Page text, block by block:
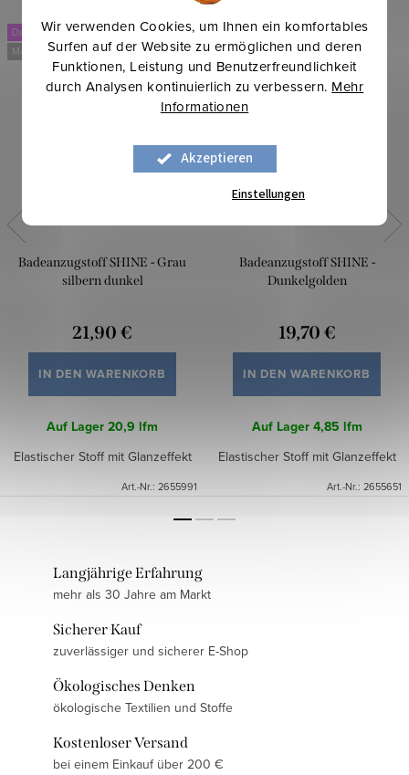
Wir verwenden Cookies, um Ihnen ein komfortables
Surfen auf der Website zu ermöglichen und deren
Funktionen, Leistung und Benutzerfreundlichkeit
durch Analysen kontinuierlich zu verbessern. Mehr
Informationen
Akzeptieren
Einstellungen
Dancing
Mehr für weniger
Badeanzugstoff SHINE - Grau
silbern dunkel
21,90 €
IN DEN WARENKORB
Auf Lager20,9 lfm
Elastischer Stoff mit Glanzeffekt
Art.-Nr.: 2655991
Dancing
Mehr für weniger
Badeanzugstoff SHINE -
Dunkelgolden
19,70 €
IN DEN WARENKORB
Auf Lager4,85 lfm
Elastischer Stoff mit Glanzeffekt
Art.-Nr.: 2655651
Langjährige Erfahrung
mehr als 30 Jahre am Markt
Sicherer Kauf
zuverlässiger und sicherer E-Shop
Ökologisches Denken
ökologische Textilien und Stoffe
Kostenloser Versand
bei einem Einkauf über 200 €